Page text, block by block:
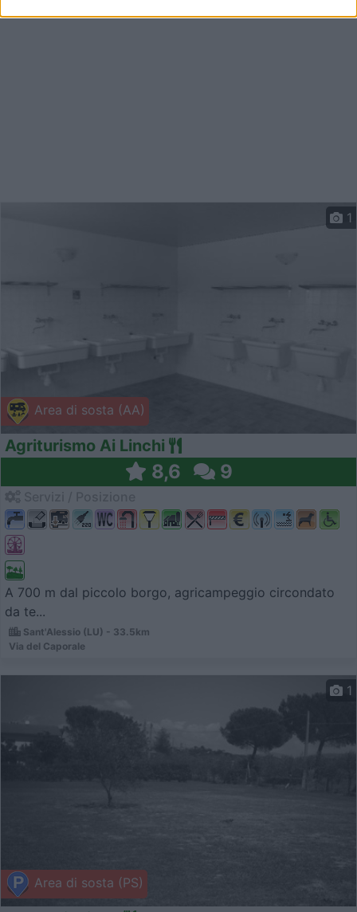
Area di sosta (AA)
1
Agriturismo Ai Linchi
8,6 9
A 700 m dal piccolo borgo, agricampeggio circondato
da te...
Sant'Alessio (LU) - 33.5km
Via del Caporale
Area di sosta (PS)
1